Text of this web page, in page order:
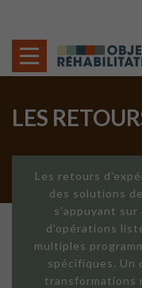
LES
Les retours
des solutions
s'appuyant sur
d'opérations
multiples
spécifiques.
transformations